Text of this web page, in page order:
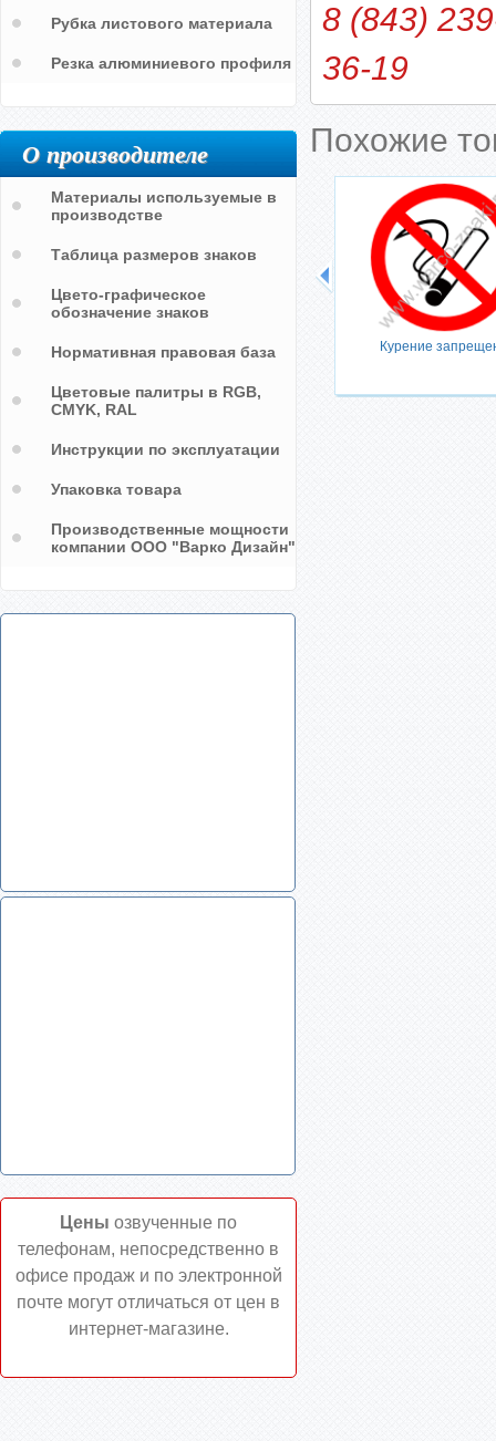
8 (843)
36-19
Похожие
Курение
Рубка листового материала
Резка алюминиевого профиля
О производителе
Материалы используемые в
производстве
Таблица размеров знаков
Цвето-графическое
обозначение знаков
Нормативная правовая база
Цветовые палитры в RGB,
CMYK, RAL
Инструкции по эксплуатации
Упаковка товара
Производственные мощности
компании ООО "Варко Дизайн"
Цены озвученные по
телефонам, непосредственно в
офисе продаж и по электронной
почте могут отличаться от цен в
интернет-магазине.